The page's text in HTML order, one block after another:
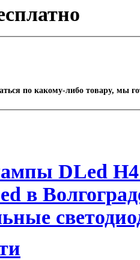
по какому-либо товару, мы
DLed H4
в